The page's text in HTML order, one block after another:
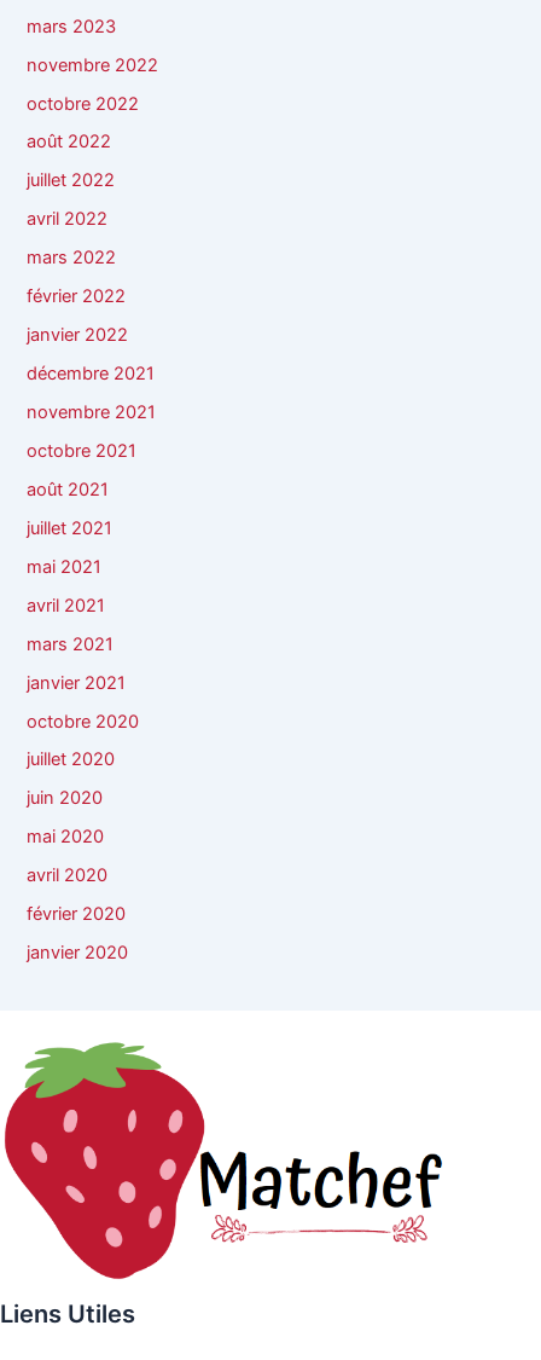
mars 2023
novembre 2022
octobre 2022
août 2022
juillet 2022
avril 2022
mars 2022
février 2022
janvier 2022
décembre 2021
novembre 2021
octobre 2021
août 2021
juillet 2021
mai 2021
avril 2021
mars 2021
janvier 2021
octobre 2020
juillet 2020
juin 2020
mai 2020
avril 2020
février 2020
janvier 2020
Liens Utiles